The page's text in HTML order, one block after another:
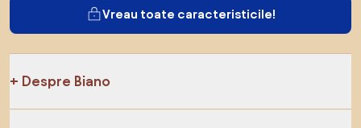
Vreau toate caracteristicile!
Despre Biano